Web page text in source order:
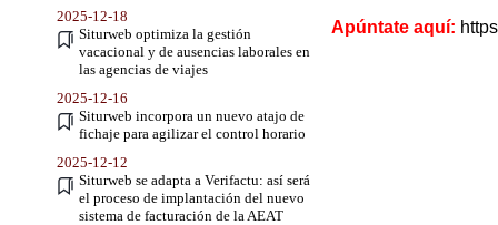
2025-12-18
Siturweb optimiza la gestión
vacacional y de ausencias laborales en
las agencias de viajes
2025-12-16
Siturweb incorpora un nuevo atajo de
fichaje para agilizar el control horario
2025-12-12
Siturweb se adapta a Verifactu: así será
el proceso de implantación del nuevo
sistema de facturación de la AEAT
Apúntate aquí: